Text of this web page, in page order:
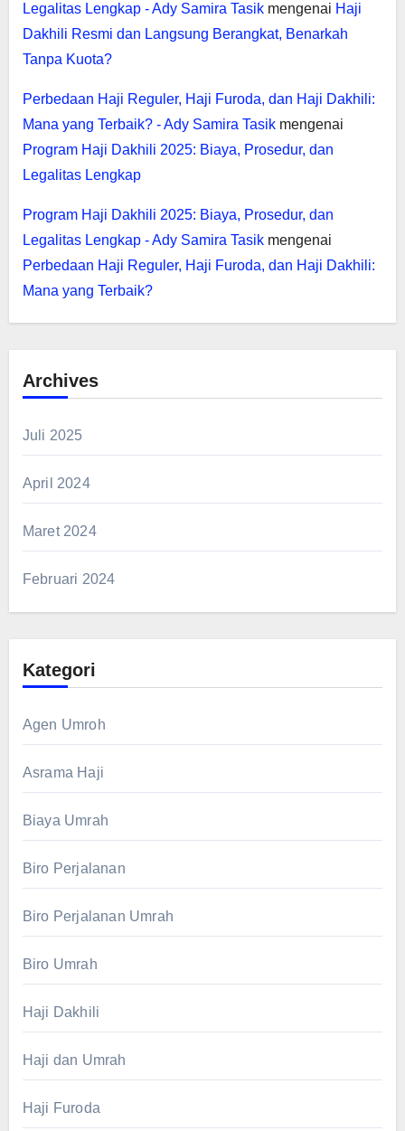
Legalitas Lengkap - Ady Samira Tasikmengenai Haji
Dakhili Resmi dan Langsung Berangkat, Benarkah
Tanpa Kuota?
Perbedaan Haji Reguler, Haji Furoda, dan Haji Dakhili:
Mana yang Terbaik? - Ady Samira Tasikmengenai
Program Haji Dakhili 2025: Biaya, Prosedur, dan
Legalitas Lengkap
Program Haji Dakhili 2025: Biaya, Prosedur, dan
Legalitas Lengkap - Ady Samira Tasikmengenai
Perbedaan Haji Reguler, Haji Furoda, dan Haji Dakhili:
Mana yang Terbaik?
Archives
Juli 2025
April 2024
Maret 2024
Februari 2024
Kategori
Agen Umroh
Asrama Haji
Biaya Umrah
Biro Perjalanan
Biro Perjalanan Umrah
Biro Umrah
Haji Dakhili
Haji dan Umrah
Haji Furoda